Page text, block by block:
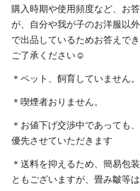
購入時期や使用頻度など、お
が、自分や我が子のお洋服以
で出品しているためお答えで
ご了承ください☺︎
＊ペット、飼育していません。
＊喫煙者おりません。
＊お値下げ交渉中であっても
優先させていただきます
＊送料を抑えるため、簡易包
ともございますが、畳み皺等